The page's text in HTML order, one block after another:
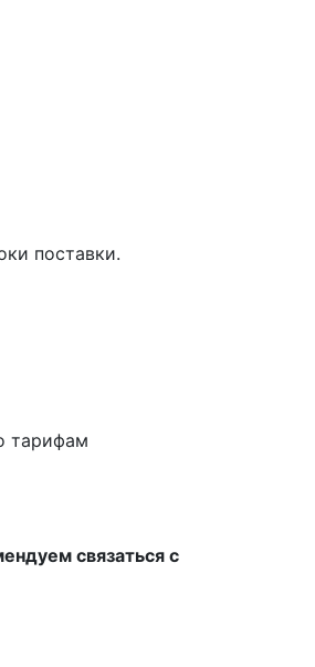
поставки.
тарифам
связаться с